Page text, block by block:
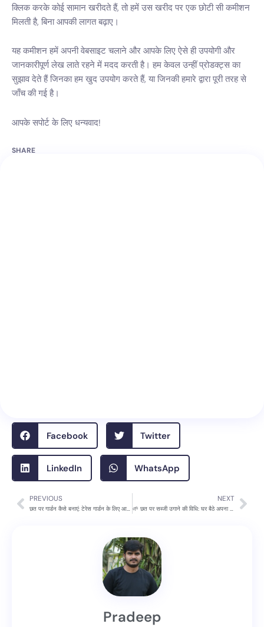
क्लिक करके कोई सामान खरीदते हैं, तो हमें उस खरीद पर एक छोटी सी कमीशन
मिलती है, बिना आपकी लागत बढ़ाए।
यह कमीशन हमें अपनी वेबसाइट चलाने और आपके लिए ऐसे ही उपयोगी और
जानकारीपूर्ण लेख लाते रहने में मदद करती है। हम केवल उन्हीं प्रोडक्ट्स का
सुझाव देते हैं जिनका हम खुद उपयोग करते हैं, या जिनकी हमारे द्वारा पूरी तरह से
जाँच की गई है।
आपके सपोर्ट के लिए धन्यवाद!
SHARE
Facebook Twitter
LinkedIn WhatsApp
Prev
PREVIOUS
छत पर गार्डन कैसे बनाएं: टेरेस गार्डन के लिए आसान और प्रैक्टिकल तरीके 🌿
NEXT
🌱 छत पर सब्जी उगाने की विधि: घर बैठे अपना मिनी फार्म बनाएं!
Pradeep